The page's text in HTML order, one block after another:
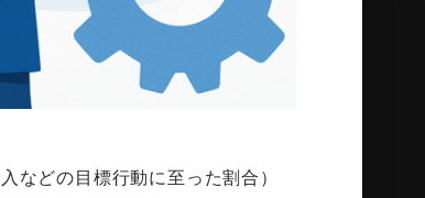
などの目標行動に至った割合）